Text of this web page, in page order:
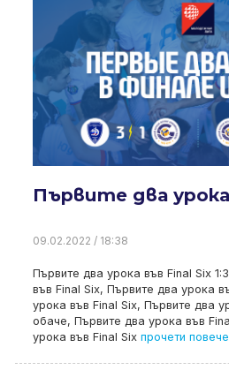
Първите два
09.02.2022 / 18:38
Първите два урока във Final Six
във Final Six, Първите два урока
урока във Final Six, Първите два
обаче, Първите два урока във
урока във Final Six прочети